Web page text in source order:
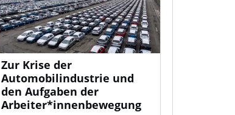
Zur Krise der
Automobilindustrie und
den Aufgaben der
Arbeiter*innenbewegung